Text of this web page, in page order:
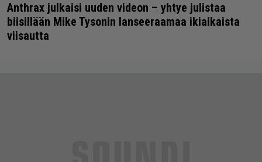
Anthrax julkaisi uuden videon – yhtye julistaa
biisillään Mike Tysonin lanseeraamaa ikiaikaista
viisautta